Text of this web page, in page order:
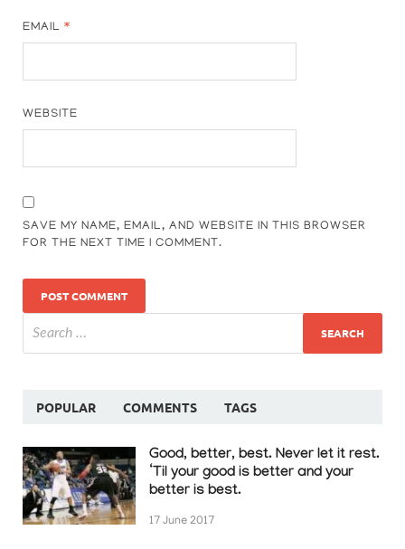
EMAIL*
WEBSITE
SAVE MY NAME, EMAIL, AND WEBSITE IN THIS BROWSER
FOR THE NEXT TIME I COMMENT.
POPULAR COMMENTS TAGS
Good, better, best. Never let it rest.
‘Til your good is better and your
better is best.
17 June 2017